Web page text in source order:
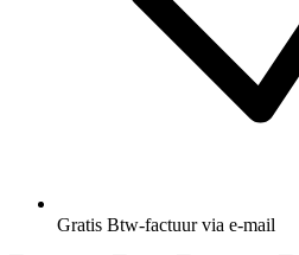
Gratis Btw-factuur via e-mail